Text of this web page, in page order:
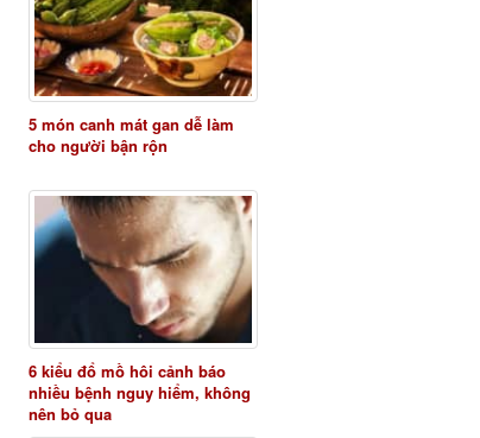
5 món canh mát gan dễ làm
cho người bận rộn
6 kiểu đổ mồ hôi cảnh báo
nhiều bệnh nguy hiểm, không
nên bỏ qua